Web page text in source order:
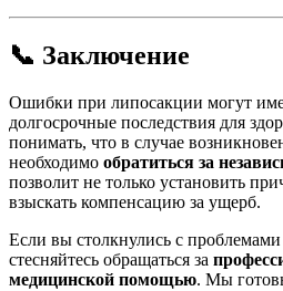
📞 Заключение
Ошибки при липосакции могут
долгосрочные последствия для
понимать, что в случае
необходимо обратиться за
позволит не только установить
взыскать компенсацию за ущерб.
Если вы столкнулись с
стесняйтесь обращаться за
медицинской помощью. Мы